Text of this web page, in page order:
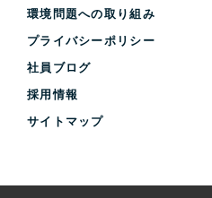
環境問題への取り組み
プライバシーポリシー
社員ブログ
採用情報
サイトマップ